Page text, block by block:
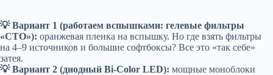
💡 Вариант 1 (работаем вспышками: гелевые фильтры
«CTO»): оранжевая пленка на вспышку. Но где взять фильтры
на 4–9 источников и большие софтбоксы? Все это «так себе»
затея.
💡 Вариант 2 (диодный Bi-Color LED): мощные моноблоки